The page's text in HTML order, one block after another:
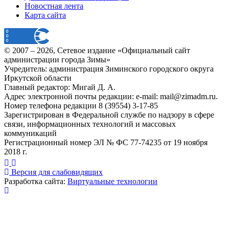
Новостная лента
Карта сайта
© 2007 – 2026, Сетевое издание «Официальный сайт
администрации города Зимы»
Учредитель: администрация Зиминского городского округа
Иркутской области
Главный редактор: Мигай Д. А.
Адрес электронной почты редакции: e-mail: mail@zimadm.ru.
Номер телефона редакции 8 (39554) 3-17-85
Зарегистрирован в Федеральной службе по надзору в сфере
связи, информационных технологий и массовых
коммуникаций
Регистрационный номер ЭЛ № ФС 77-74235 от 19 ноября
2018 г.
Версия для слабовидящих
Разработка сайта: Виртуальные технологии